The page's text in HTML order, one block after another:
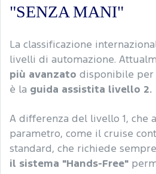
"SENZA MANI"
La classificazione
livelli di automazione.
più avanzato disponibile per
è la guida assistita livello 2.
A differenza del livello 1, che
parametro, come il cruise
standard, che richiede
il sistema "Hands-Free"